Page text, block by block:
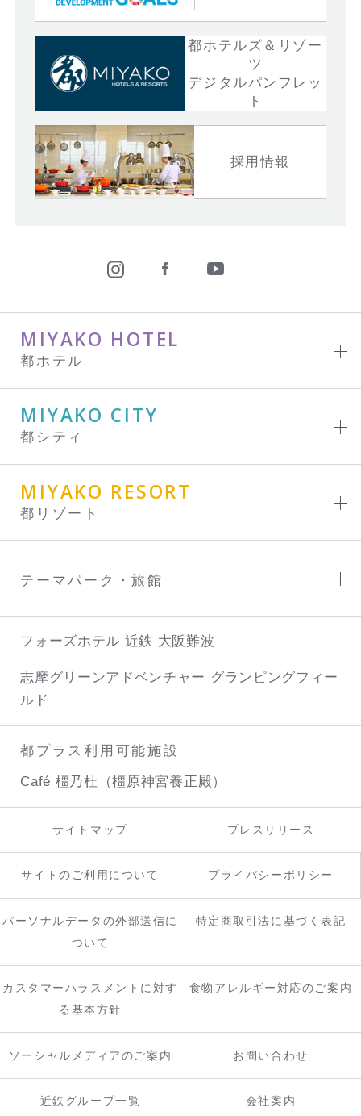
都ホテルズ＆リゾー
ツ
デジタルパンフレッ
ト
採用情報
MIYAKO HOTEL
都ホテル
MIYAKO CITY
都シティ
MIYAKO RESORT
都リゾート
テーマパーク・旅館
フォーズホテル 近鉄 大阪難波
志摩グリーンアドベンチャー グランピングフィー
ルド
都プラス利用可能施設
Café 橿乃杜（橿原神宮養正殿）
サイトマップ プレスリリース
サイトのご利用について プライバシーポリシー
パーソナルデータの外部送信に
ついて
特定商取引法に基づく表記
カスタマーハラスメントに対す
る基本方針
食物アレルギー対応のご案内
ソーシャルメディアのご案内 お問い合わせ
近鉄グループ一覧 会社案内